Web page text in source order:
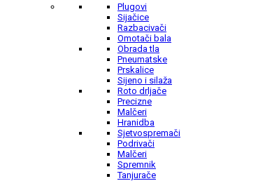
Plugovi
Sijačice
Razbacivači
Omotači bala
Obrada tla
Pneumatske
Prskalice
Sijeno i silaža
Roto drljače
Precizne
Malčeri
Hranidba
Sjetvospremači
Podrivači
Malčeri
Spremnik
Tanjurače